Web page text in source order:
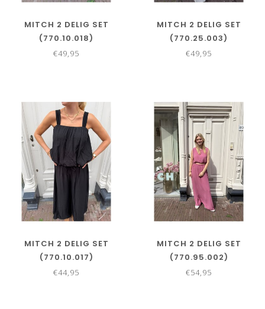
MITCH 2 DELIG SET
(770.10.018)
€49,95
MITCH 2 DELIG SET
(770.25.003)
€49,95
MITCH 2 DELIG SET
(770.10.017)
€44,95
MITCH 2 DELIG SET
(770.95.002)
€54,95